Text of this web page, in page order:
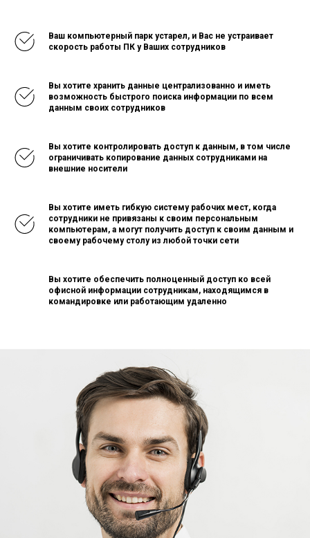
Ваш компьютерный парк устарел, и Вас не устраивает
скорость работы ПК у Ваших сотрудников
Вы хотите хранить данные централизованно и иметь
возможность быстрого поиска информации по всем
данным своих сотрудников
Вы хотите контролировать доступ к данным, в том числе
ограничивать копирование данных сотрудниками на
внешние носители
Вы хотите иметь гибкую систему рабочих мест, когда
сотрудники не привязаны к своим персональным
компьютерам, а могут получить доступ к своим данным и
своему рабочему столу из любой точки сети
Вы хотите обеспечить полноценный доступ ко всей
офисной информации сотрудникам, находящимся в
командировке или работающим удаленно